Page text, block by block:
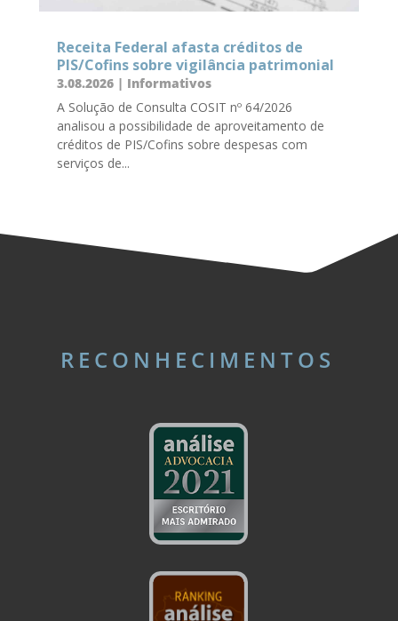
Receita Federal afasta créditos de
PIS/Cofins sobre vigilância patrimonial
3.08.2026| Informativos
A Solução de Consulta COSIT nº 64/2026
analisou a possibilidade de aproveitamento de
créditos de PIS/Cofins sobre despesas com
serviços de...
RECONHECIMENTOS